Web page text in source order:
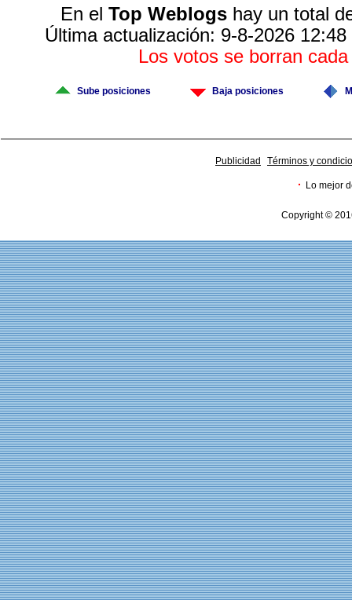
En el Top Weblogs hay un total
Última actualización: 9-8-2026
Los votos se borran
Sube posiciones Baja posiciones
Publicidad Términos y
· Lo mejor
Copyright ©